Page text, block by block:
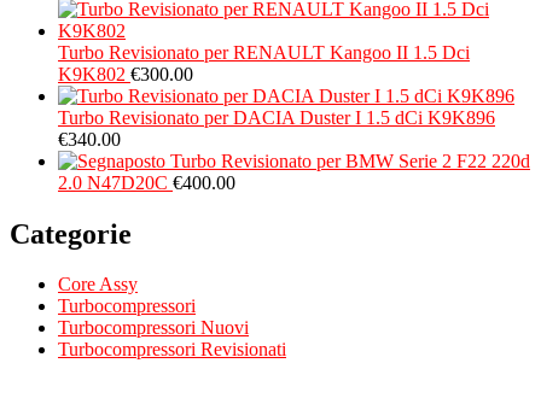
Turbo Revisionato per RENAULT Kangoo II 1.5 Dci
K9K802 €300.00
Turbo Revisionato per DACIA Duster I 1.5 dCi K9K896
€340.00
Turbo Revisionato per BMW Serie 2 F22 220d
2.0 N47D20C €400.00
Categorie
Core Assy
Turbocompressori
Turbocompressori Nuovi
Turbocompressori Revisionati